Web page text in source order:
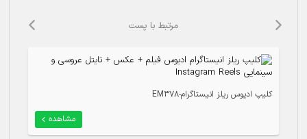
مرتبط با پست
کلیپ ادیوس ریلز انیستاگرام-EM378
مشاهده